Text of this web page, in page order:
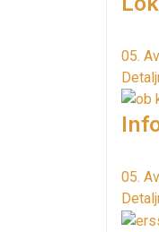
05.
05.